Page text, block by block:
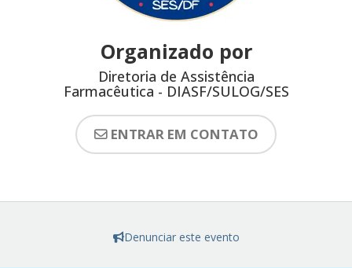
Organizado por
Diretoria de Assistência
Farmacêutica - DIASF/SULOG/SES
ENTRAR EM CONTATO
Denunciar este evento